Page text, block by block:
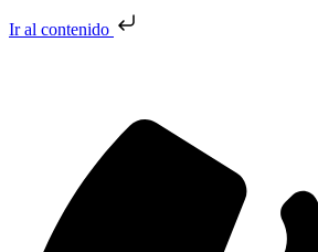
Ir al contenido